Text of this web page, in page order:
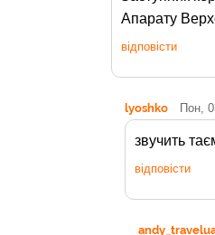
Апарату
відповісти
lyoshko Пон,
звучить
відповісти